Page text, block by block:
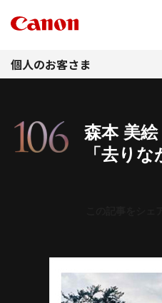
個人のお客さま
森本 美絵
「去りな